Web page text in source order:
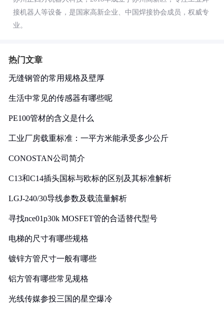
接机器人等设备，是国家高新企业、中国焊接协会成员，权威专
业。
热门文章
无缝钢管的常用规格及壁厚
生活中常见的传感器有哪些呢
PE100管材的含义是什么
工业厂房载重标准：一平方米能承受多少公斤
CONOSTAN公司简介
C13和C14插头国标与欧标的区别及其标准解析
LGJ-240/30导线参数及载流量解析
寻找nce01p30k MOSFET管的合适替代型号
电梯的尺寸有哪些规格
镀锌方管尺寸一般有哪些
铝方管有哪些常见规格
光线传媒参投三国的星空爆冷